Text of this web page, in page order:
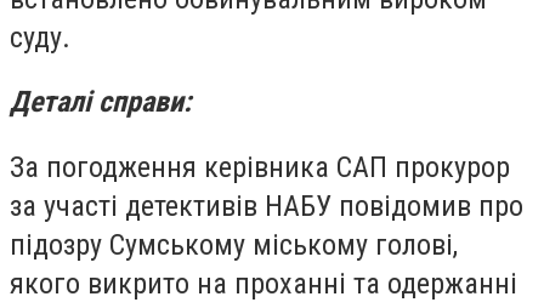
суду.
Деталі справи:
За погодження керівника САП прокурор
за участі детективів НАБУ повідомив про
підозру Сумському міському голові,
якого викрито на проханні та одержанні